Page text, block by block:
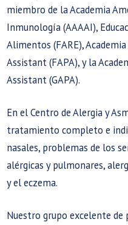
miembro de la Academia
Inmunología (AAAAI),
Alimentos (FARE),
Assistant (FAPA), y la
Assistant (GAPA).
En el Centro de Alergia y
tratamiento completo e
nasales, problemas de los
alérgicas y pulmonares,
y el eczema.
Nuestro grupo excelente de